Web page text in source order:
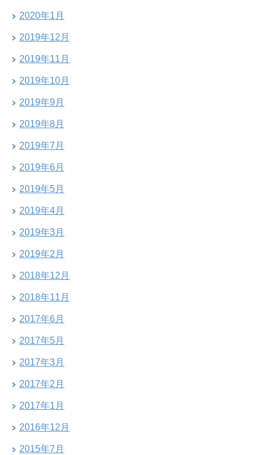
2020年1月
2019年12月
2019年11月
2019年10月
2019年9月
2019年8月
2019年7月
2019年6月
2019年5月
2019年4月
2019年3月
2019年2月
2018年12月
2018年11月
2017年6月
2017年5月
2017年3月
2017年2月
2017年1月
2016年12月
2015年7月